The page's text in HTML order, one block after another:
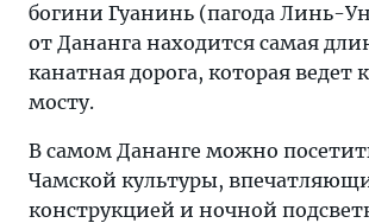
богини Гуанинь (пагода Линь-
от Дананга находится самая
канатная дорога, которая ведет
мосту.
В самом Дананге можно
Чамской культуры,
конструкцией и ночной